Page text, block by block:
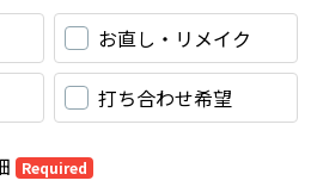
お直し・リメイク
打ち合わせ希望
Required